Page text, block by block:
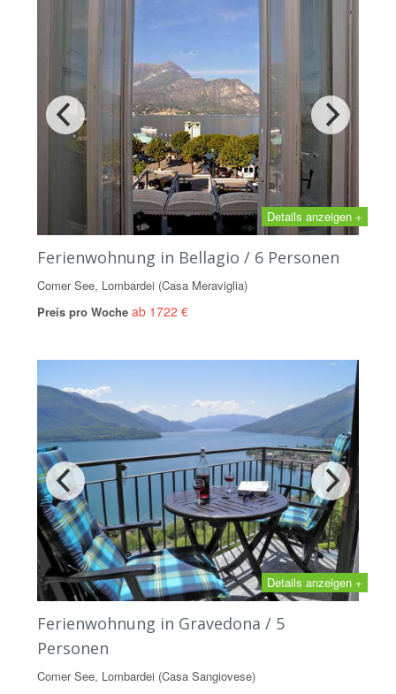
Details anzeigen +
Ferienwohnung in Bellagio / 6 Personen
Comer See, Lombardei (Casa Meraviglia)
Preis pro Woche ab 1722 €
Details anzeigen +
Ferienwohnung in Gravedona / 5
Personen
Comer See, Lombardei (Casa Sangiovese)